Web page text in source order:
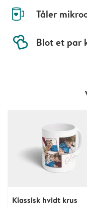
mug-
Tåler
hearts Blot et par
Klassisk hvidt krus